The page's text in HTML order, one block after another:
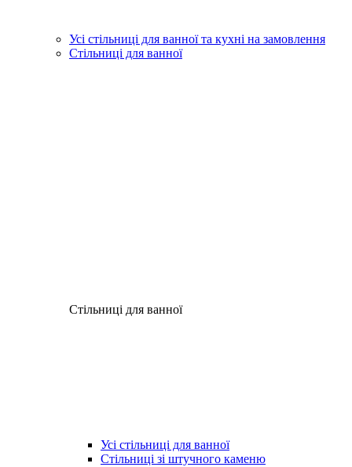
Усі стільниці для ванної та кухні на замовлення
Стільниці для ванної
Стільниці для ванної
Усі стільниці для ванної
Стільниці зі штучного каменю